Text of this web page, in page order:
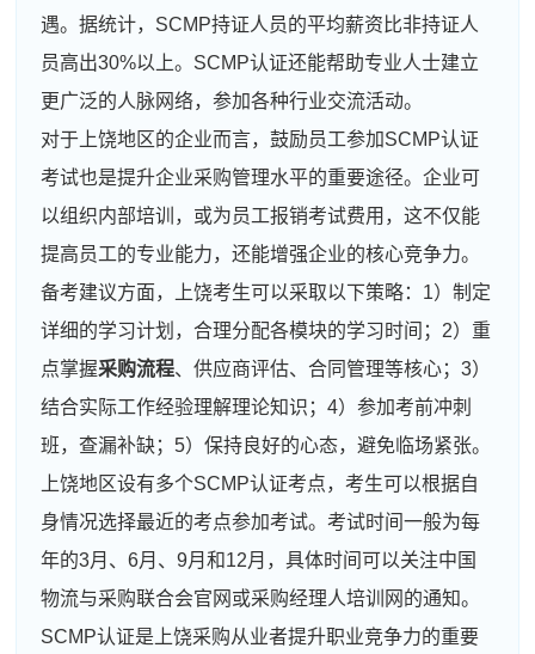
遇。据统计，SCMP持证人员的平均薪资比非持证人
员高出30%以上。SCMP认证还能帮助专业人士建立
更广泛的人脉网络，参加各种行业交流活动。
对于上饶地区的企业而言，鼓励员工参加SCMP认证
考试也是提升企业采购管理水平的重要途径。企业可
以组织内部培训，或为员工报销考试费用，这不仅能
提高员工的专业能力，还能增强企业的核心竞争力。
备考建议方面，上饶考生可以采取以下策略：1）制定
详细的学习计划，合理分配各模块的学习时间；2）重
点掌握采购流程、供应商评估、合同管理等核心；3）
结合实际工作经验理解理论知识；4）参加考前冲刺
班，查漏补缺；5）保持良好的心态，避免临场紧张。
上饶地区设有多个SCMP认证考点，考生可以根据自
身情况选择最近的考点参加考试。考试时间一般为每
年的3月、6月、9月和12月，具体时间可以关注中国
物流与采购联合会官网或采购经理人培训网的通知。
SCMP认证是上饶采购从业者提升职业竞争力的重要